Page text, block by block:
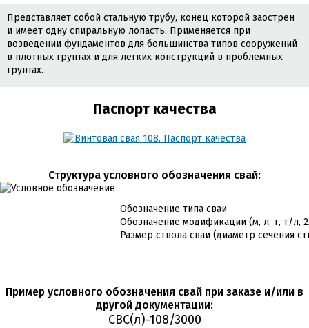
Представляет собой стальную трубу, конец которой заострен
и имеет одну спиральную лопасть. Применяется при
возведении фундаментов для большинства типов сооружений
в плотных грунтах и для легких конструкций в проблемных
грунтах.
Паспорт качества
Cтруктура условного обозначения свай:
Обозначение типа сваи
Обозначение модификации (м, л, т, т/л,
Размер ствола сваи (диаметр сечения
Пример условного обозначения свай при заказе и/или в
другой документации:
СВС(л)-108/3000